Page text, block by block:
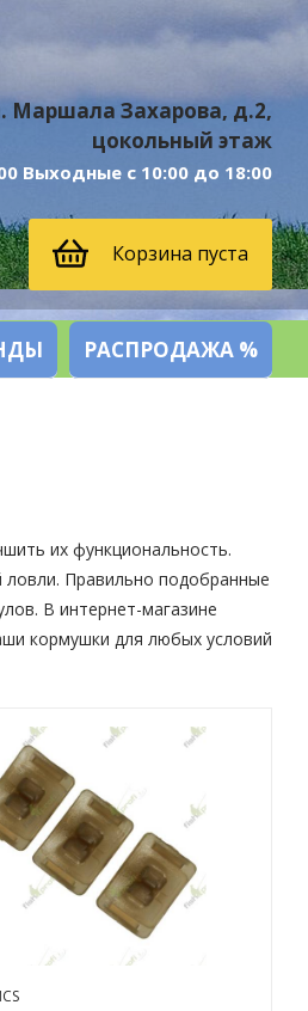
Маршала Захарова, д.2,
цокольный этаж
Выходные с 10:00 до 18:00
Корзина пуста
РАСПРОДАЖА %
их функциональность.
Правильно подобранные
В интернет-магазине
кормушки для любых условий